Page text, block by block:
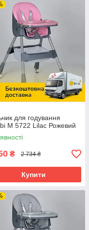
для годування
M 5722 Lilac Рожевий
₴ 2 734 ₴
Купити